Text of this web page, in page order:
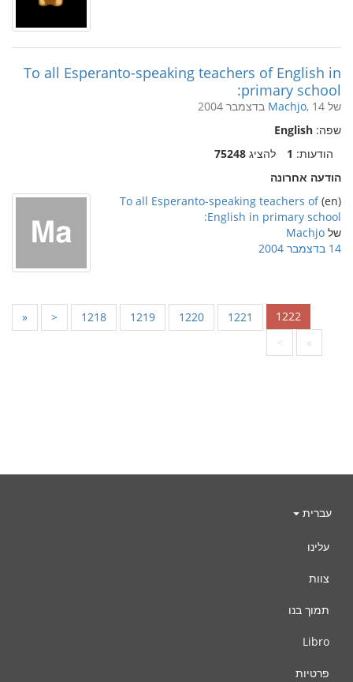
To all Esperanto-speaking teachers of English in
primary school:
של Machjo, 14 בדצמבר 2004
שפה: English
הודעות: 1 להציג 75248
הודעה אחרונה
(en)
To all Esperanto-speaking teachers of
English in primary school:
של Machjo
14 בדצמבר 2004
« < 1218 1219 1220 1221
1222
>
»
עברית
עלינו
צוות
תמוך בנו
Libro
פרטיות